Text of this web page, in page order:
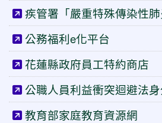
疾管署「嚴重特殊傳染性
公務福利e化平台
花蓮縣政府員工特約商店
公職人員利益衝突迴避法
教育部家庭教育資源網